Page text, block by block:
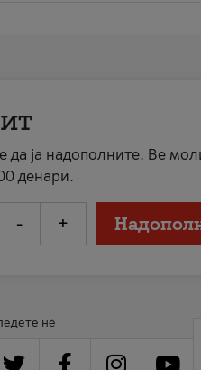
да ја надополните. Ве
денари.
- +
нè